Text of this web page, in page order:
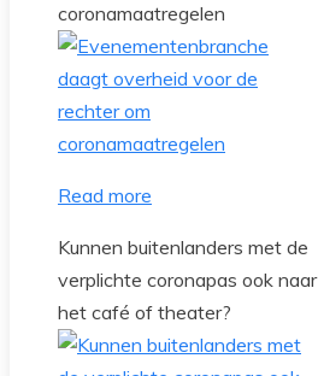
coronamaatregelen
Read more
Kunnen buitenlanders met de
verplichte coronapas ook naar
het café of theater?